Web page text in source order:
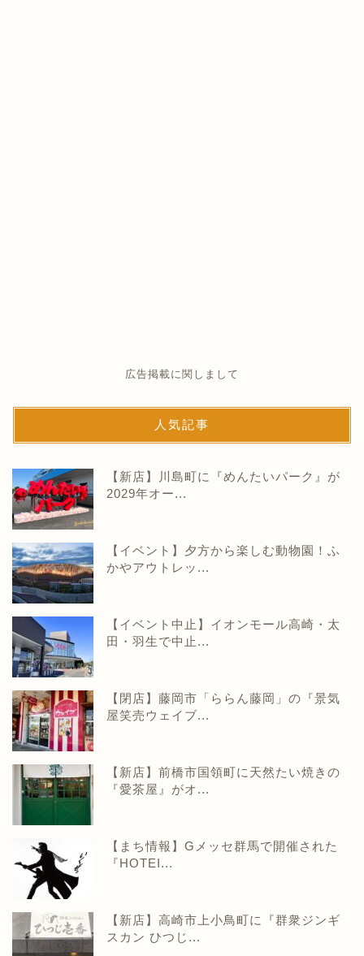
広告掲載に関しまして
人気記事
【新店】川島町に『めんたいパーク』が
2029年オー...
【イベント】夕方から楽しむ動物園！ふ
かやアウトレッ...
【イベント中止】イオンモール高崎・太
田・羽生で中止...
【閉店】藤岡市「ららん藤岡」の『景気
屋笑売ウェイブ...
【新店】前橋市国領町に天然たい焼きの
『愛茶屋』がオ...
【まち情報】Gメッセ群馬で開催された
『HOTEI...
【新店】高崎市上小鳥町に『群衆ジンギ
スカン ひつじ...